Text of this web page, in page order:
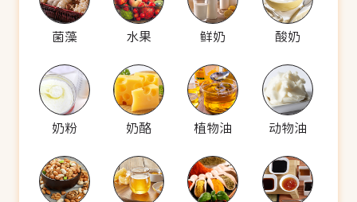
菌藻 水果 鲜奶 酸奶
奶粉 奶酪 植物油 动物油